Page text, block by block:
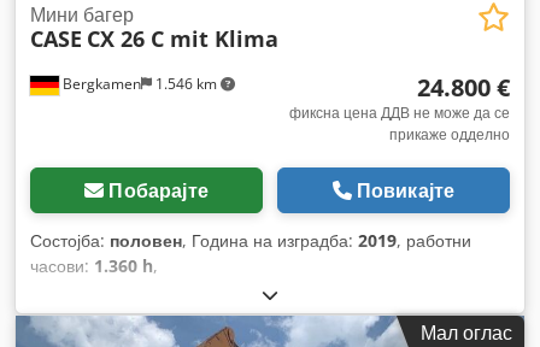
Bergkamen 1.546 km
Мини багер
CASE CX 26 C mit Klima
24.800 €
фиксна цена ДДВ не може да се
прикаже одделно
Побарајте Повикајте
Состојба: половен, Година на изградба: 2019, работни
часови: 1.360 h,
Мал оглас